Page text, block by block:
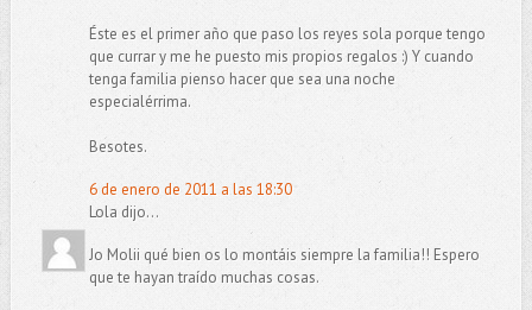
Éste es el primer año que paso los reyes sola porque tengo
que currar y me he puesto mis propios regalos :) Y cuando
tenga familia pienso hacer que sea una noche
especialérrima.
Besotes.
6 de enero de 2011 a las 18:30
Lola dijo...
Jo Molii qué bien os lo montáis siempre la familia!! Espero
que te hayan traído muchas cosas.